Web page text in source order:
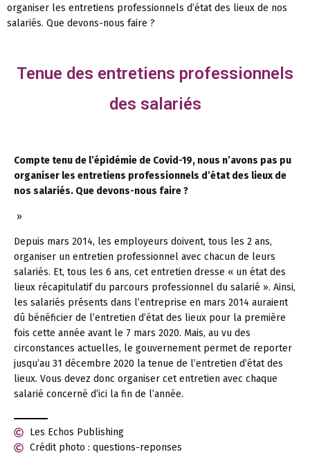
organiser les entretiens professionnels d’état des lieux de nos
salariés. Que devons-nous faire ?
Tenue des entretiens professionnels
des salariés
Compte tenu de l’épidémie de Covid-19, nous n’avons pas pu
organiser les entretiens professionnels d’état des lieux de
nos salariés. Que devons-nous faire ?
»
Depuis mars 2014, les employeurs doivent, tous les 2 ans,
organiser un entretien professionnel avec chacun de leurs
salariés. Et, tous les 6 ans, cet entretien dresse « un état des
lieux récapitulatif du parcours professionnel du salarié ». Ainsi,
les salariés présents dans l’entreprise en mars 2014 auraient
dû bénéficier de l’entretien d’état des lieux pour la première
fois cette année avant le 7 mars 2020. Mais, au vu des
circonstances actuelles, le gouvernement permet de reporter
jusqu’au 31 décembre 2020 la tenue de l’entretien d’état des
lieux. Vous devez donc organiser cet entretien avec chaque
salarié concerné d’ici la fin de l’année.
Les Echos Publishing
Crédit photo : questions-reponses